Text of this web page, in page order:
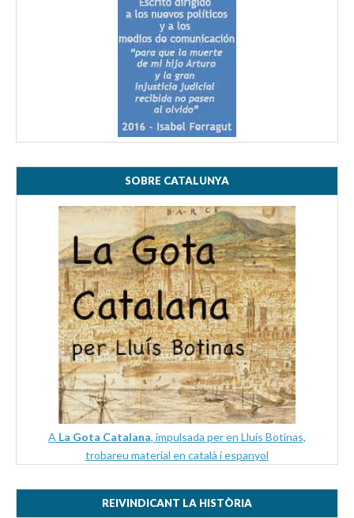
SOBRE CATALUNYA
A La Gota Catalana, impulsada per en Lluís Botinas,
trobareu material en català i espanyol
REIVINDICANT LA HISTÒRIA